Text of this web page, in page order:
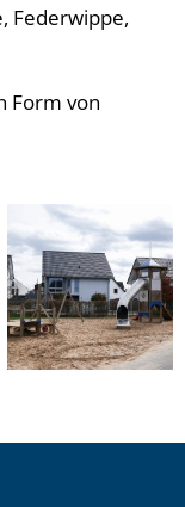
Federwippe,
Form von